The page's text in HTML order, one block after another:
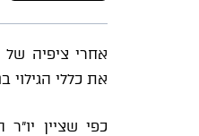
את כללי הגילוי